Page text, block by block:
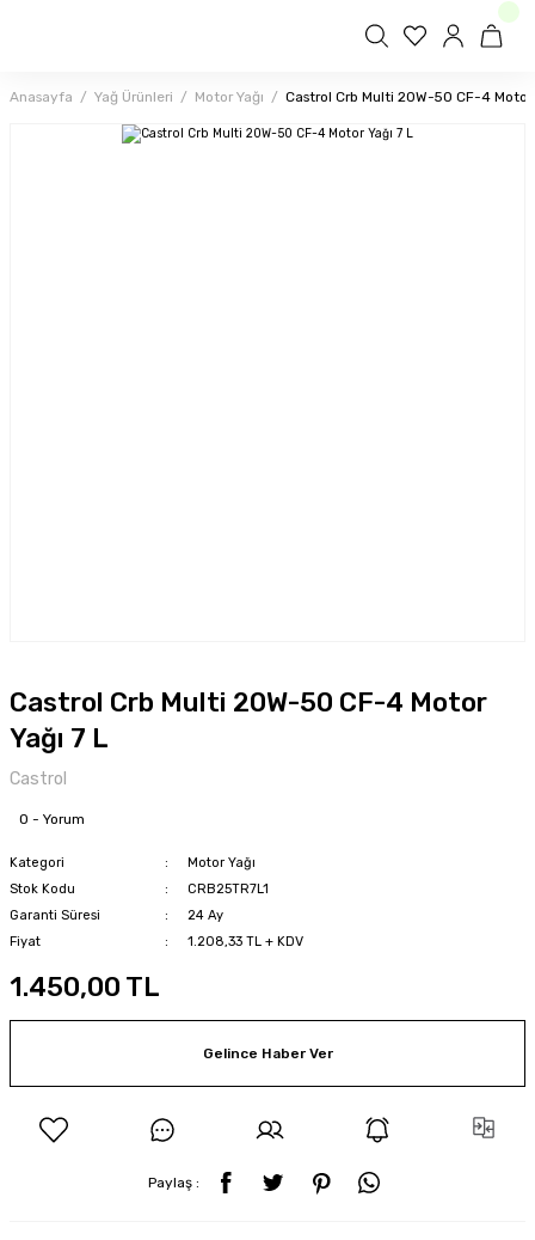
Anasayfa Yağ Ürünleri Motor Yağı Castrol Crb Multi 20W-50 CF-4 Motor
Castrol Crb Multi 20W-50 CF-4 Motor
Yağı 7 L
Castrol
0 - Yorum
Kategori
Motor Yağı
Stok Kodu
CRB25TR7L1
Garanti Süresi
24 Ay
Fiyat
1.208,33 TL + KDV
1.450,00 TL
Gelince Haber Ver
Paylaş :